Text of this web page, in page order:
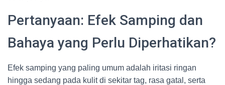
Pertanyaan: Efek Samping dan
Bahaya yang Perlu Diperhatikan?
Efek samping yang paling umum adalah iritasi ringan
hingga sedang pada kulit di sekitar tag, rasa gatal, serta